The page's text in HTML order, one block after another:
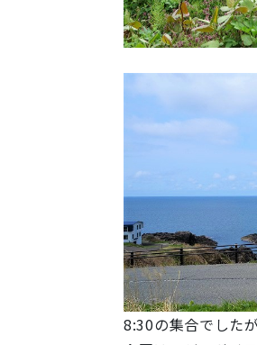
8:30の集合でした